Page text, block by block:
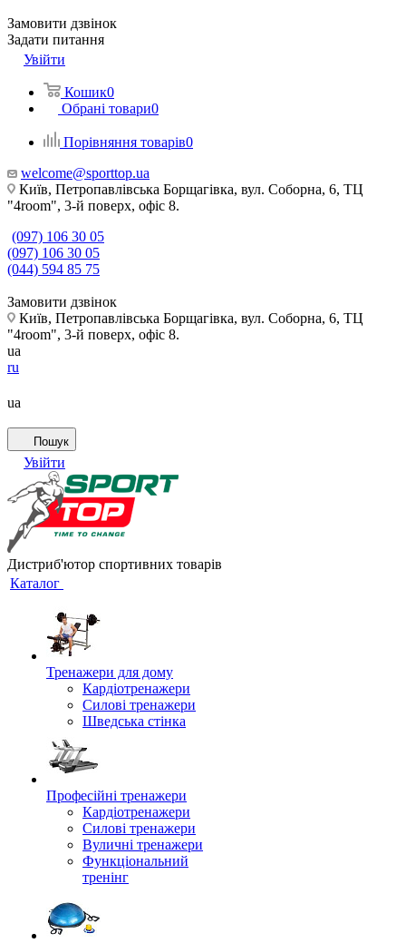
Замовити дзвінок
Задати питання
Увійти
Кошик0
Обрані товари0
Порівняння товарів0
welcome@sporttop.ua
Київ, Петропавлівська Борщагівка, вул. Соборна, 6, ТЦ
"4room", 3-й поверх, офіс 8.
(097) 106 30 05
(097) 106 30 05
(044) 594 85 75
Замовити дзвінок
Київ, Петропавлівська Борщагівка, вул. Соборна, 6, ТЦ
"4room", 3-й поверх, офіс 8.
ua
ru
ua
Пошук
Увійти
Дистриб'ютор спортивних товарів
Каталог
Тренажери для дому
Кардіотренажери
Силові тренажери
Шведська стінка
Професійні тренажери
Кардіотренажери
Силові тренажери
Вуличні тренажери
Функціональний
тренінг